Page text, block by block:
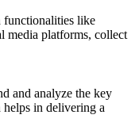
functionalities like
media platforms, collect
and analyze the key
in delivering a